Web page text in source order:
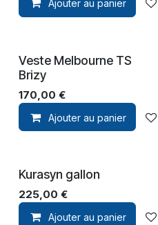
Ajouter au panier
Veste Melbourne TS
Brizy
170,00 €
Ajouter au panier
Kurasyn gallon
225,00 €
Ajouter au panier